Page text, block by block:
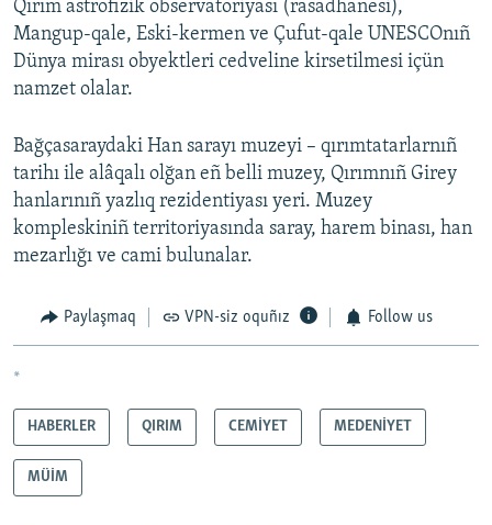
Qırım astrofizik observatoriyası (rasadhanesi),
Mangup-qale, Eski-kermen ve Çufut-qale UNESCOnıñ
Dünya mirası obyektleri cedveline kirsetilmesi içün
namzet olalar.
Bağçasaraydaki Han sarayı muzeyi – qırımtatarlarnıñ
tarihı ile alâqalı olğan eñ belli muzey, Qırımnıñ Girey
hanlarınıñ yazlıq rezidentiyası yeri. Muzey
kompleskiniñ territoriyasında saray, harem binası, han
mezarlığı ve cami bulunalar.
Paylaşmaq VPN-siz oquñız Follow us
*
HABERLER QIRIM CEMİYET MEDENİYET
MÜİM